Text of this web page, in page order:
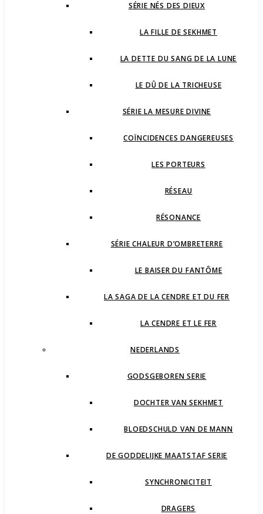
SÉRIE NÉS DES DIEUX
LA FILLE DE SEKHMET
LA DETTE DU SANG DE LA LUNE
LE DÛ DE LA TRICHEUSE
SÉRIE LA MESURE DIVINE
COÏNCIDENCES DANGEREUSES
LES PORTEURS
RÉSEAU
RÉSONANCE
SÉRIE CHALEUR D’OMBRETERRE
LE BAISER DU FANTÔME
LA SAGA DE LA CENDRE ET DU FER
LA CENDRE ET LE FER
NEDERLANDS
GODSGEBOREN SERIE
DOCHTER VAN SEKHMET
BLOEDSCHULD VAN DE MANN
DE GODDELIJKE MAATSTAF SERIE
SYNCHRONICITEIT
DRAGERS